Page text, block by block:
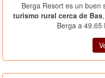
Berga Resort es un buen
turismo rural cerca de Bas
Berga a 49.65